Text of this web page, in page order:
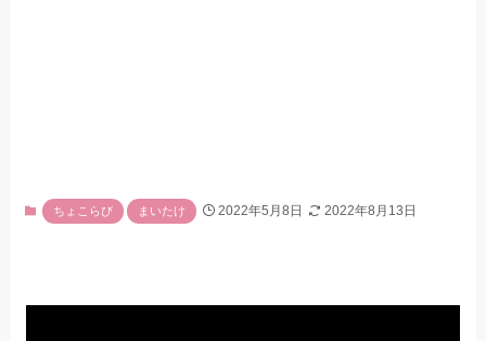
ちょこらび まいたけ 2022年5月8日 2022年8月13日